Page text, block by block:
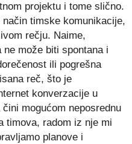
projektu i tome slično.
timske komunikacije,
rečju. Naime,
može biti spontana i
ili pogrešna
reč, što je
konverzacije u
mogućom neposrednu
timova, radom iz nje mi
planove i